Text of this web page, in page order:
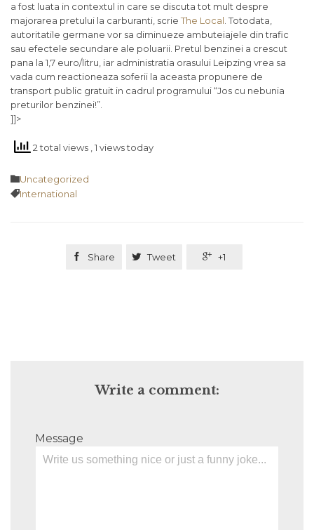
a fost luata in contextul in care se discuta tot mult despre
majorarea pretului la carburanti, scrieThe Local . Totodata,
autoritatile germane vor sa diminueze ambuteiajele din trafic
sau efectele secundare ale poluarii. Pretul benzinei a crescut
pana la 1,7 euro/litru, iar administratia orasului Leipzing vrea sa
vada cum reactioneaza soferii la aceasta propunere de
transport public gratuit in cadrul programului “Jos cu nebunia
preturilor benzinei!”.
]]>
2 total views , 1 views today
Category
Uncategorized
Tags
International
 Share  Tweet  +1
Write a comment:
Message